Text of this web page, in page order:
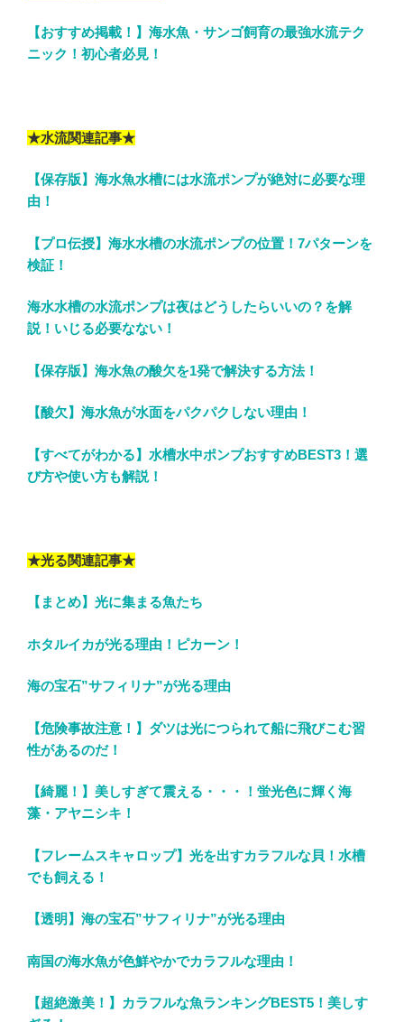
【おすすめ掲載！】海水魚・サンゴ飼育の最強水流テク
ニック！初心者必見！
★水流関連記事★
【保存版】海水魚水槽には水流ポンプが絶対に必要な理
由！
【プロ伝授】海水水槽の水流ポンプの位置！7パターンを
検証！
海水水槽の水流ポンプは夜はどうしたらいいの？を解
説！いじる必要なない！
【保存版】海水魚の酸欠を1発で解決する方法！
【酸欠】海水魚が水面をパクパクしない理由！
【すべてがわかる】水槽水中ポンプおすすめBEST3！選
び方や使い方も解説！
★光る関連記事★
【まとめ】光に集まる魚たち
ホタルイカが光る理由！ピカーン！
海の宝石”サフィリナ”が光る理由
【危険事故注意！】ダツは光につられて船に飛びこむ習
性があるのだ！
【綺麗！】美しすぎて震える・・・！蛍光色に輝く海
藻・アヤニシキ！
【フレームスキャロップ】光を出すカラフルな貝！水槽
でも飼える！
【透明】海の宝石”サフィリナ”が光る理由
南国の海水魚が色鮮やかでカラフルな理由！
【超絶激美！】カラフルな魚ランキングBEST5！美しす